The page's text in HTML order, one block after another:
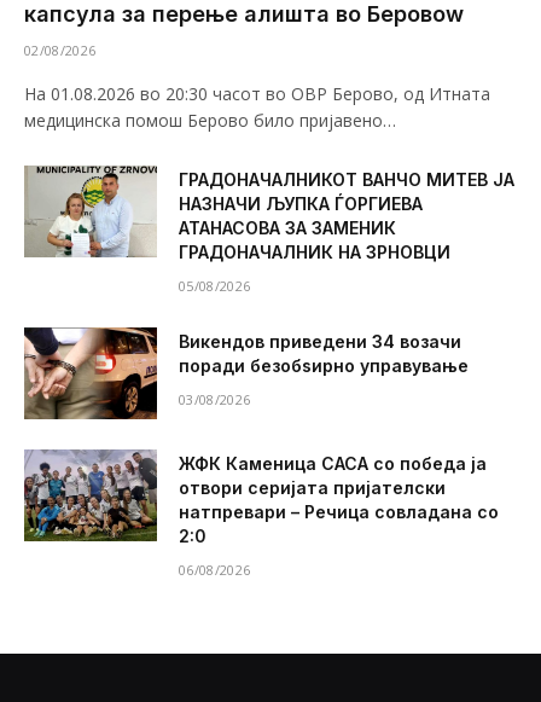
капсула за перење алишта во Беровоw
02/08/2026
На 01.08.2026 во 20:30 часот во ОВР Берово, од Итната
медицинска помош Берово било пријавено…
ГРАДОНАЧАЛНИКОТ ВАНЧО МИТЕВ ЈА
НАЗНАЧИ ЉУПКА ЃОРГИЕВА
АТАНАСОВА ЗА ЗАМЕНИК
ГРАДОНАЧАЛНИК НА ЗРНОВЦИ
05/08/2026
Викендов приведени 34 возачи
поради безобѕирно управување
03/08/2026
ЖФК Каменица САСА со победа ја
отвори серијата пријателски
натпревари – Речица совладана со
2:0
06/08/2026